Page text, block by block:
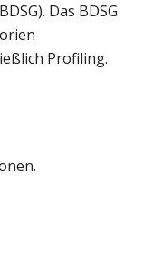
Das BDSG
Profiling.